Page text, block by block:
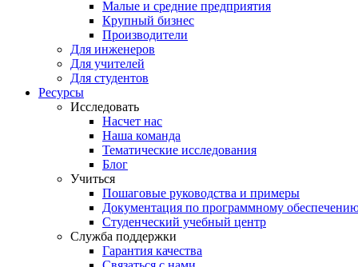
Малые и средние предприятия
Крупный бизнес
Производители
Для инженеров
Для учителей
Для студентов
Ресурсы
Исследовать
Насчет нас
Наша команда
Тематические исследования
Блог
Учиться
Пошаговые руководства и примеры
Документация по программному
Студенческий учебный центр
Служба поддержки
Гарантия качества